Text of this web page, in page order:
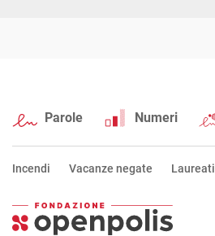
Parole Numeri
Incendi Vacanze negate Laureati